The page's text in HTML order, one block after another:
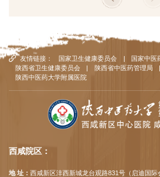
友情链接： 国家卫生健康委员会 国家中医
陕西省卫生健康委员会
陕西省中医药管理局
陕西中医药大学附属医院
西咸院区：
地 址： 西咸新区沣西新城龙台观路831号（启迪国际